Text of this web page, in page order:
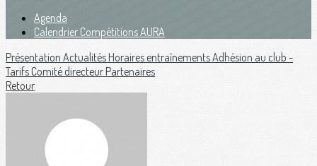
Agenda
Calendrier Compétitions AURA
Présentation ActualitésHoraires entraînementsAdhésion au club -
TarifsComité directeur Partenaires
Retour